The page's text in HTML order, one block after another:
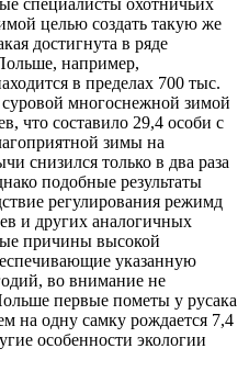
специалисты охотничьих
целью создать такую же
достигнута в ряде
например,
в пределах 700 тыс.
суровой многоснежной зимой
что составило 29,4 особи с
зимы на
снизился только в два раза
подобные результаты
регулирования режимд
и других аналогичных
причины высокой
указанную
во внимание не
первые пометы у русака
на одну самку рождается 7,4
особенности экологии